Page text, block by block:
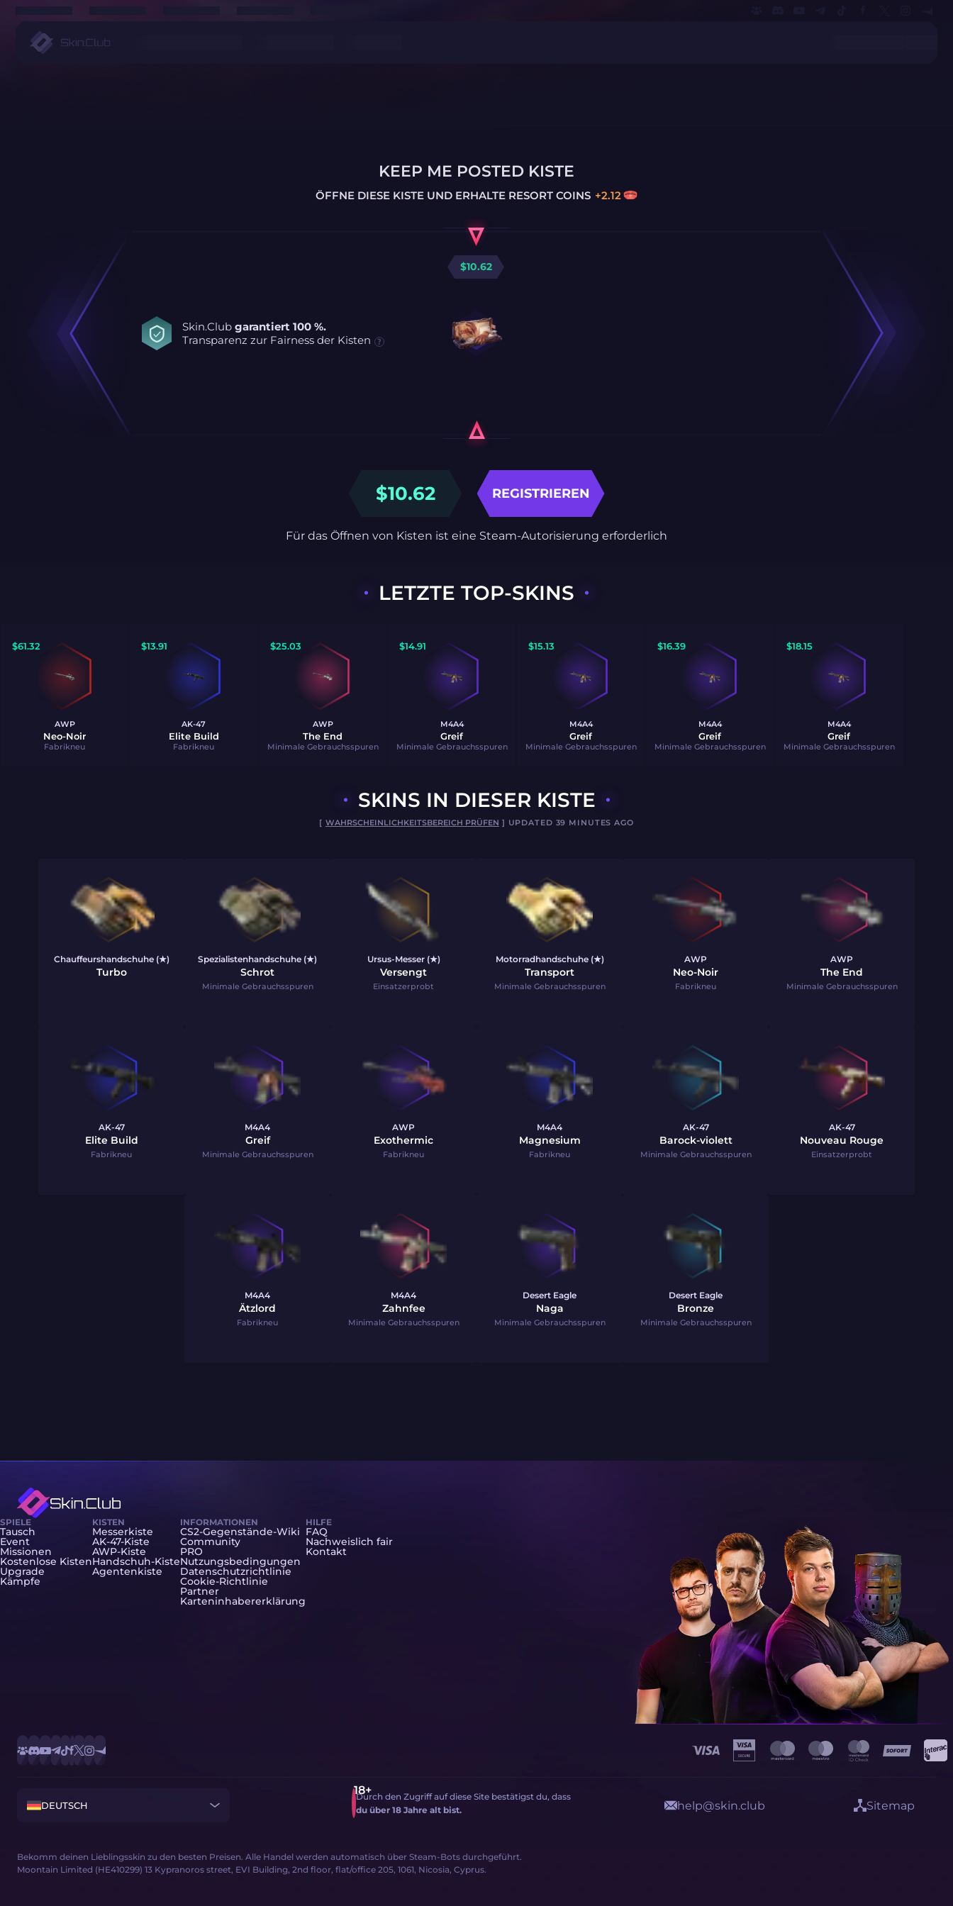
KEEP ME POSTED KISTE
ÖFFNE DIESE KISTE UND ERHALTE RESORT COINS +2.12
Skin.Club garantiert 100 %.
Transparenz zur Fairness der Kisten
$10.62
$10.62 REGISTRIEREN
Für das Öffnen von Kisten ist eine Steam-Autorisierung erforderlich
LETZTE TOP-SKINS
$61.32
AWP
Neo-Noir
Fabrikneu
$13.91
AK-47
Elite Build
Fabrikneu
$25.03
AWP
The End
Minimale Gebrauchsspuren
$14.91
M4A4
Greif
Minimale Gebrauchsspuren
$15.13
M4A4
Greif
Minimale Gebrauchsspuren
$16.39
M4A4
Greif
Minimale Gebrauchsspuren
$18.15
M4A4
Greif
Minimale Gebrauchsspuren
SKINS IN DIESER KISTE
[ WAHRSCHEINLICHKEITSBEREICH PRÜFEN ] UPDATED 39 MINUTES AGO
Chauffeurshandschuhe (★)
Turbo
Spezialistenhandschuhe (★)
Schrot
Minimale Gebrauchsspuren
Ursus-Messer (★)
Versengt
Einsatzerprobt
Motorradhandschuhe (★)
Transport
Minimale Gebrauchsspuren
AWP
Neo-Noir
Fabrikneu
AWP
The End
Minimale Gebrauchsspuren
AK-47
Elite Build
Fabrikneu
M4A4
Greif
Minimale Gebrauchsspuren
AWP
Exothermic
Fabrikneu
M4A4
Magnesium
Fabrikneu
AK-47
Barock-violett
Minimale Gebrauchsspuren
AK-47
Nouveau Rouge
Einsatzerprobt
M4A4
Ätzlord
Fabrikneu
M4A4
Zahnfee
Minimale Gebrauchsspuren
Desert Eagle
Naga
Minimale Gebrauchsspuren
Desert Eagle
Bronze
Minimale Gebrauchsspuren
Bekomm deinen Lieblingsskin zu den besten Preisen. Alle Handel werden automatisch über Steam-Bots durchgeführt.
Moontain Limited (HE410299) 13 Kypranoros street, EVI Building, 2nd floor, flat/office 205, 1061, Nicosia, Cyprus.
DEUTSCH
SPIELE
Tausch
Event
Missionen
Kostenlose Kisten
Upgrade
Kämpfe
KISTEN
Messerkiste
AK-47-Kiste
AWP-Kiste
Handschuh-Kiste
Agentenkiste
INFORMATIONEN
CS2-Gegenstände-Wiki
Community
PRO
Nutzungsbedingungen
Datenschutzrichtlinie
Cookie-Richtlinie
Partner
Karteninhabererklärung
HILFE
FAQ
Nachweislich fair
Kontakt
Durch den Zugriff auf diese Site bestätigst du, dass
du über 18 Jahre alt bist.
help@skin.club Sitemap